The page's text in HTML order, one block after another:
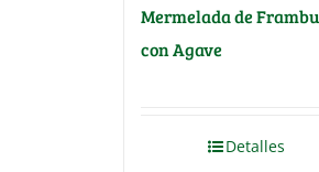
Mermelada de
con Agave
Detalles